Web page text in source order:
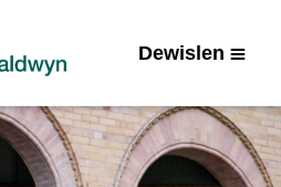
Dewislen